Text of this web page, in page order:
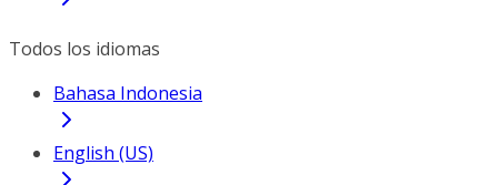
Todos los idiomas
Bahasa Indonesia
English (US)